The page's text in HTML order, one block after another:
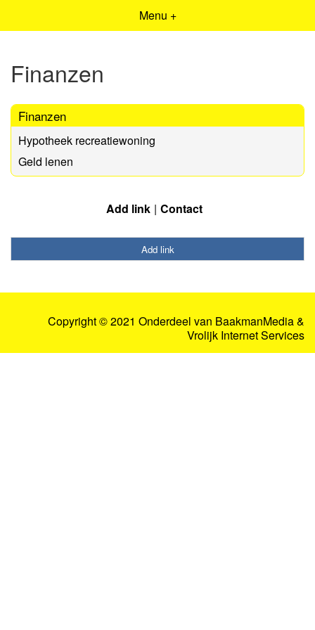
Menu +
Finanzen
Finanzen
Hypotheek recreatiewoning
Geld lenen
Add link Contact
Add link
Copyright © 2021 Onderdeel van BaakmanMedia&
Vrolijk Internet Services